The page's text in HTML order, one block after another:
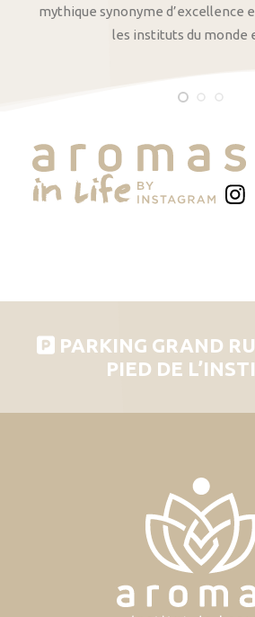
mythique synonyme d’excellence
les instituts du monde
PARKING GRAND
PIED DE